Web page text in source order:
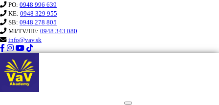
PO: 0948 996 639
KE: 0948 329 955
SB: 0948 278 805
MI/TV/HE: 0948 343 080
info@vav.sk